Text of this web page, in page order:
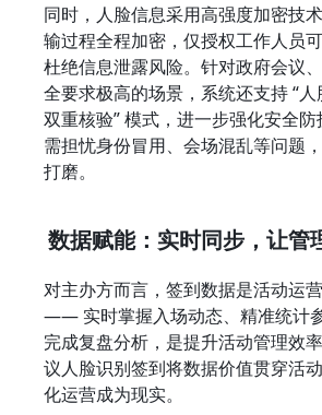
同时，人脸信息采用高强度加密技
输过程全程加密，仅授权工作人员
杜绝信息泄露风险。针对政府会议
全要求极高的场景，系统还支持 “
双重核验” 模式，进一步强化安全
需担忧身份冒用、会场混乱等问题
打磨。
数据赋能：实时同步，让管
对主办方而言，签到数据是活动运
—— 实时掌握入场动态、精准统计
完成复盘分析，是提升活动管理效
议人脸识别签到将数据价值贯穿活
化运营成为现实。